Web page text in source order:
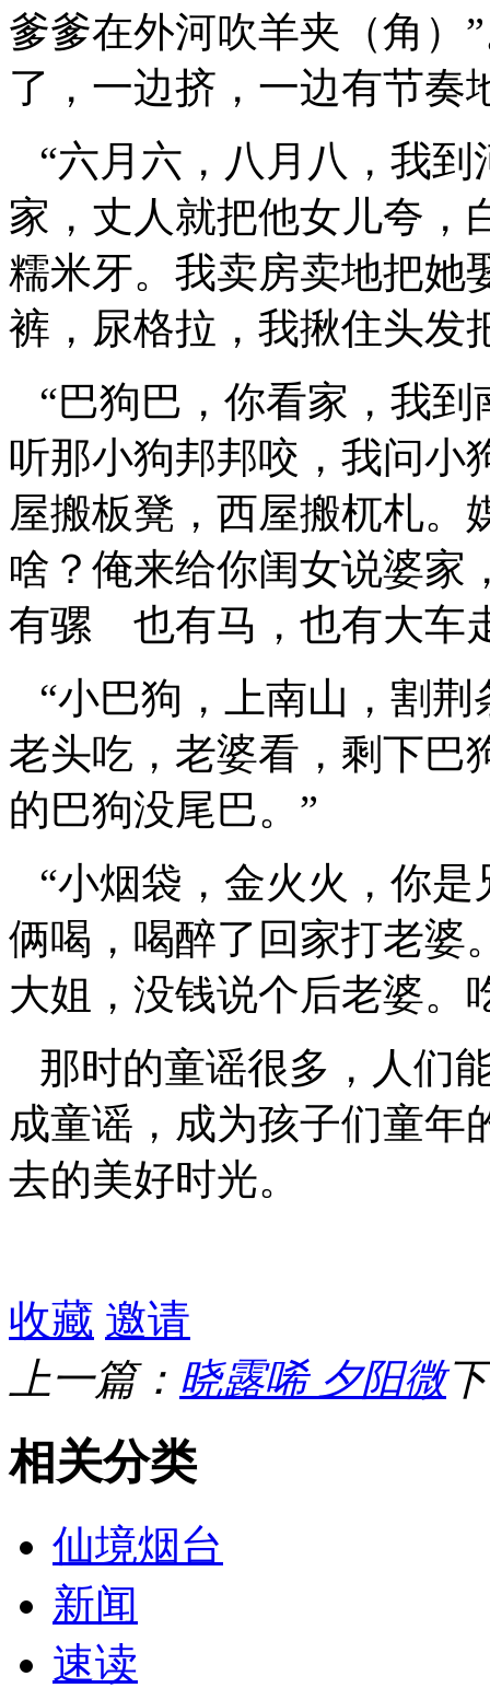
爹爹在外河吹羊夹（角）
了，一边挤，一边有节奏
“六月六，八月八，我
家，丈人就把他女儿夸，
糯米牙。我卖房卖地把她
裤，尿格拉，我揪住头发
“巴狗巴，你看家，我
听那小狗邦邦咬，我问小
屋搬板凳，西屋搬杌札。
啥？俺来给你闺女说婆家
有骡 也有马，也有大车
“小巴狗，上南山，割
老头吃，老婆看，剩下巴
的巴狗没尾巴。”
“小烟袋，金火火，你
俩喝，喝醉了回家打老婆
大姐，没钱说个后老婆
那时的童谣很多，人们
成童谣，成为孩子们童年
去的美好时光。
收藏 邀请
上一篇： 晓露唏 夕阳微
相关分类
仙境烟台
新闻
速读